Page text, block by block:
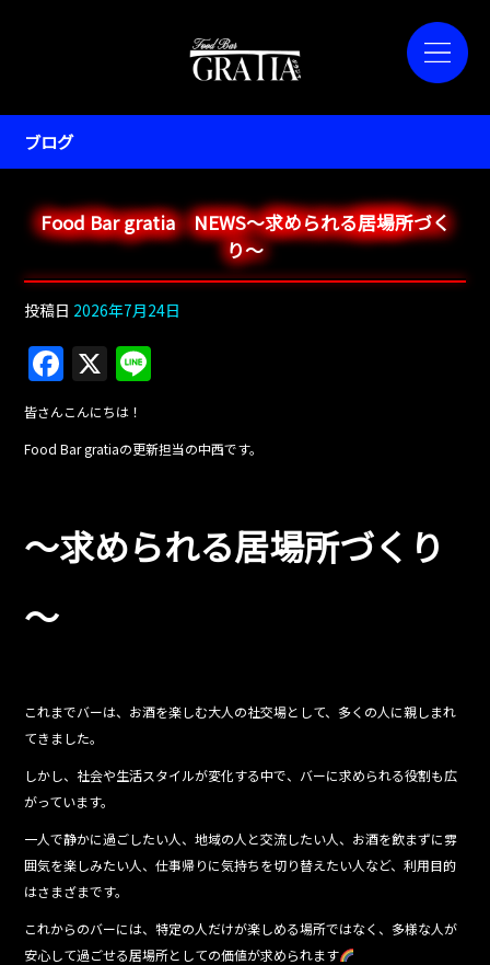
ブログ
Food Bar gratia NEWS～求められる居場所づく
り～
投稿日 2026年7月24日
F
a
c
e
o
o
X
e
皆さんこんにちは！
Food Bar gratiaの更新担当の中西です。
～求められる居場所づくり
～
これまでバーは、お酒を楽しむ大人の社交場として、多くの人に親しまれ
てきました。
しかし、社会や生活スタイルが変化する中で、バーに求められる役割も広
がっています。
一人で静かに過ごしたい人、地域の人と交流したい人、お酒を飲まずに雰
囲気を楽しみたい人、仕事帰りに気持ちを切り替えたい人など、利用目的
はさまざまです。
これからのバーには、特定の人だけが楽しめる場所ではなく、多様な人が
安心して過ごせる居場所としての価値が求められます